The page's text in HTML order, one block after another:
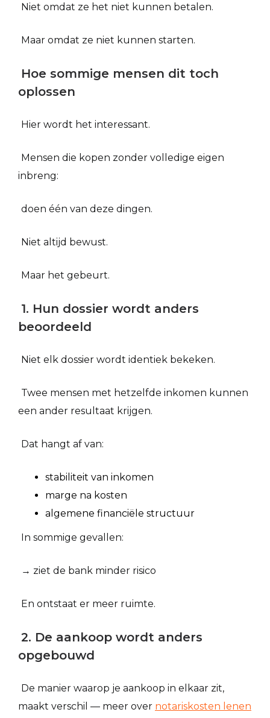
Niet omdat ze het niet kunnen betalen.
Maar omdat ze niet kunnen starten.
Hoe sommige mensen dit toch
oplossen
Hier wordt het interessant.
Mensen die kopen zonder volledige eigen
inbreng:
doen één van deze dingen.
Niet altijd bewust.
Maar het gebeurt.
1. Hun dossier wordt anders
beoordeeld
Niet elk dossier wordt identiek bekeken.
Twee mensen met hetzelfde inkomen kunnen
een ander resultaat krijgen.
Dat hangt af van:
stabiliteit van inkomen
marge na kosten
algemene financiële structuur
In sommige gevallen:
→ ziet de bank minder risico
En ontstaat er meer ruimte.
2. De aankoop wordt anders
opgebouwd
De manier waarop je aankoop in elkaar zit,
maakt verschil — meer over notariskosten lenen